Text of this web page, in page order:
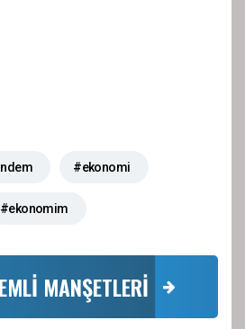
#ekonomi
#ekonomim
MANŞETLERİ